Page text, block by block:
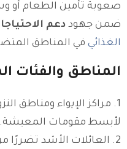
صعوبة تأمين الطعام أو
ضمن جهود دعم
الغذائي في المناطق
المناطق والفئات
1. مراكز الإيواء ومناطق
لأبسط مقومات المعيشة.
2. العائلات الأشد تضررًا